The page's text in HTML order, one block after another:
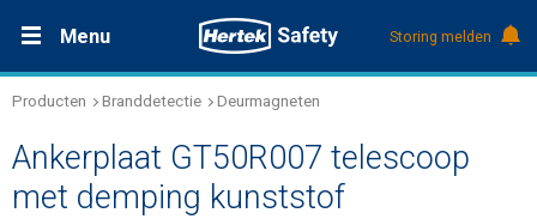
Menu
Oplossingen
Producten
Storing melden
Productdocumentatie (DMS)
+31 (0)495 584111
Producten Branddetectie Deurmagneten
Ankerplaat GT50R007 telescoop
met demping kunststof